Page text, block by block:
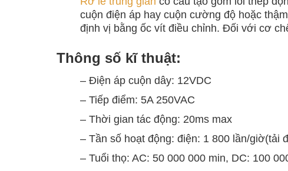
cuộn điện áp hay cuộn cường độ hoặc
định vị bằng ốc vít điều chỉnh. Đối với cơ
Thông số kĩ thuật:
– Điện áp cuộn dây: 12VDC
– Tiếp điểm: 5A 250VAC
– Thời gian tác động: 20ms max
– Tần số hoạt động: điện: 1 800 lần/giờ(tải
– Tuổi thọ: AC: 50 000 000 min, DC: 100